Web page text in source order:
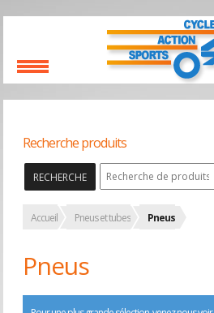
Recherche produits
RECHERCHE
Accueil Pneus et tubes Pneus
Pneus